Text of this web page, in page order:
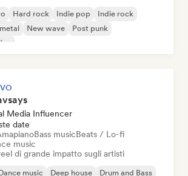
Hard rock Indie pop
Indie rock
New wave
Post punk
Media Influencer
date
Bass musicBeats / Lo-fi
music
di grande impatto sugli artisti
music Deep house Drum and Bass